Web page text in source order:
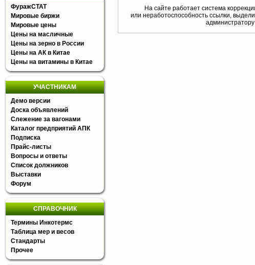
ФуражСТАТ
Мировые биржи
Мировые цены
Цены на масличные
Цены на зерно в России
Цены на АК в Китае
Цены на витамины в Китае
УЧАСТНИКАМ
Демо версии
Доска объявлений
Слежение за вагонами
Каталог предприятий АПК
Подписка
Прайс-листы
Вопросы и ответы
Список должников
Выставки
Форум
СПРАВОЧНИК
Термины Инкотермс
Таблица мер и весов
Стандарты
Прочее
На сайте работает система
или неработоспособность ссылки,